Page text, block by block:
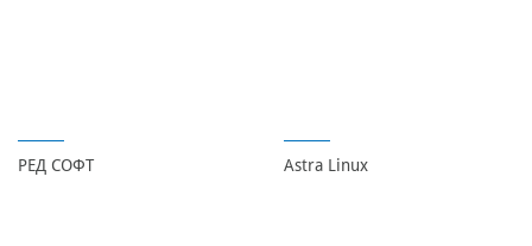
РЕД СОФТ Astra Linux